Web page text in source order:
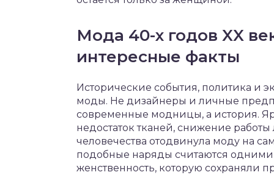
Мода 40-х годов XX
интересные факты
Исторические события, политика и
моды. Не дизайнеры и личные
современные модницы, а история.
недостаток тканей, снижение
человечества отодвинула моду на
подобные наряды считаются
женственность, которую сохраняли